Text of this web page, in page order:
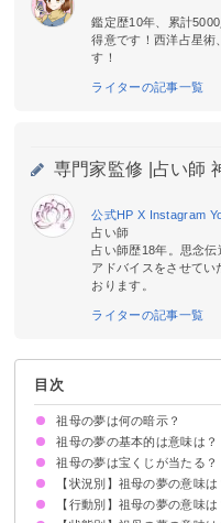
鑑定歴10年、累計
得意です！西洋占星術
す！
ライターの記事一覧
専門家監修 | 占い師
公式HP X Instagram
占い師
占い師歴18年。思念
アドバイスをさせてい
おります。
ライターの記事一覧
目次
祖母の夢は何の暗示？
祖母の夢の基本的は意味は？
①進むべき指針の暗示
②これから起こるトラブルの
状況によって意味が決まる
祖母の夢は宝くじが当たる？
吉夢の祖母の夢なら当たるか
祖母の夢を見て宝くじが当た
【状況別】祖母の夢の意味は
祖母が亡くなる夢【吉夢】
祖母が泣く夢【警告夢】
祖母が生き返る夢【吉夢・警
祖母の家の夢【吉夢・警告夢
祖母が怒る夢【吉夢・警告夢
祖母からプレゼントをもらう
祖母が笑顔の夢【吉夢】
祖母が訪れる夢【吉夢】
祖母が不安そうな夢【警告夢
祖母の後ろ姿が印象的な夢【
祖母が怪我をする夢【警告夢
祖母に褒められる夢【吉夢
【行動別】祖母の夢の意味は